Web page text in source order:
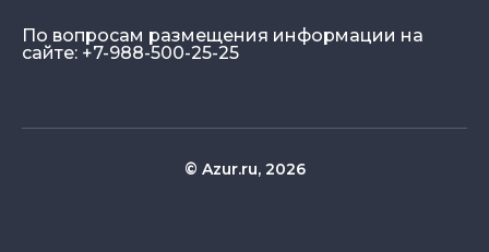
По вопросам размещения информации на
сайте: +7-988-500-25-25
© Azur.ru, 2026